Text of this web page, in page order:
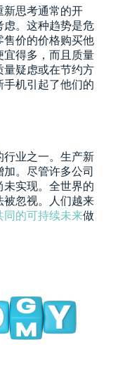
新思考通常的开
虑。这种趋势是危
售价的价格购买他
宜得多，而且质量
量疑虑或在节约方
机引起了他们的
行业之一。生产新
。尽管许多公司
实现。全世界的
被忽视。人们越来
同的可持续未来做